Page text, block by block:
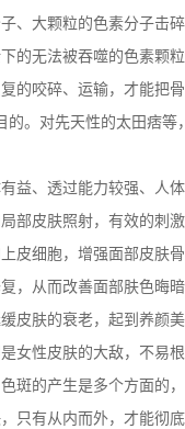
大颗粒的色素分子击
的无法被吞噬的色素
的咬碎、运输，才能
。对先天性的太田痞
、透过能力较强、人
部皮肤照射，有效的刺
皮细胞，增强面部皮肤
，从而改善面部肤色晦
皮肤的衰老，起到养颜
性皮肤的大敌，不易
的产生是多个方面的
只有从内而外，才能彻